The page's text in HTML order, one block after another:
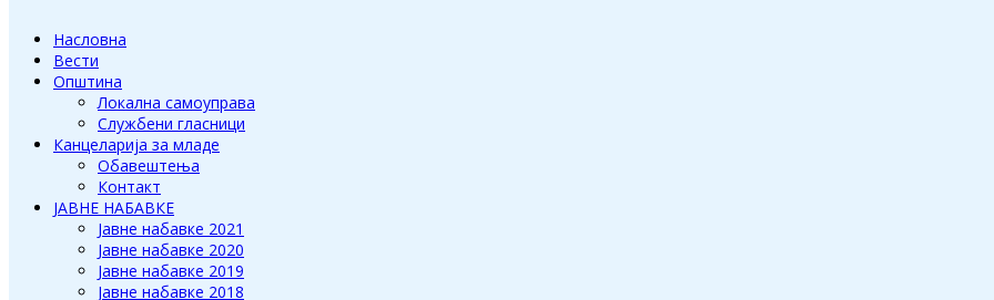
Насловна
Вести
Општина
Локална самоуправа
Службени гласници
Канцеларија за младе
Обавештења
Контакт
ЈАВНЕ НАБАВКЕ
Јавне набавке 2021
Јавне набавке 2020
Јавне набавке 2019
Јавне набавке 2018